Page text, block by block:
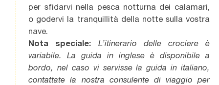
per sfidarvi nella pesca notturna dei calamari,
o godervi la tranquillità della notte sulla vostra
nave.
Nota speciale: L’itinerario delle crociere è
variabile. La guida in inglese è disponibile a
bordo, nel caso vi servisse la guida in italiano,
contattate la nostra consulente di viaggio per